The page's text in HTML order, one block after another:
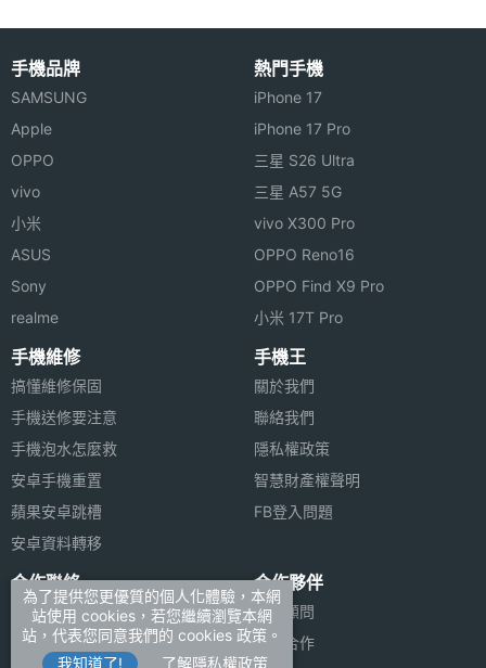
功能特色：
● 內建130萬畫素相機
● 8倍變焦、動態攝影功能
● Photo Base 超強圖片編輯軟體
● 26萬TFT彩色螢幕
● 支援 40 和絃鈴聲，可下載更新
● 支援 JAVA、USB傳輸
● 七彩節拍燈
● 支援MMS多媒體訊息
● 支援移動QQ
● CLASS 10 高速上網
● 關機鬧鐘
● 一鍵切換靜音模式
● 支援三頻切換
※本文為 SOGI 手機王版權所有，未經授權不得轉載使用※
手機品牌
SAMSUNG
Apple
OPPO
vivo
小米
ASUS
Sony
realme
熱門手機
iPhone 17
iPhone 17 Pro
三星 S26 Ultra
三星 A57 5G
vivo X300 Pro
OPPO Reno16
OPPO Find X9 Pro
小米 17T Pro
手機維修
搞懂維修保固
手機送修要注意
手機泡水怎麼救
安卓手機重置
蘋果安卓跳槽
安卓資料轉移
手機王
關於我們
聯絡我們
隱私權政策
智慧財產權聲明
FB登入問題
合作聯絡
廣告刊登
加入商店報價
合作夥伴
法律顧問
媒體合作
為了提供您更優質的個人化體驗，本網
站使用 cookies，若您繼續瀏覽本網
站，代表您同意我們的 cookies 政策。
我知道了!
了解隱私權政策